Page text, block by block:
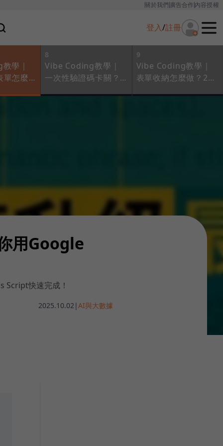
關於我們廣告合作內容授權
登入/註冊
學｜
單怎麼
8
Vibe Coding教學｜
一次性驗證碼卡關？5
9
Vibe Coding教學｜
表單收納怎麼做？2步
用Google
Script快速完成！
2025.10.02 |AI與大數據